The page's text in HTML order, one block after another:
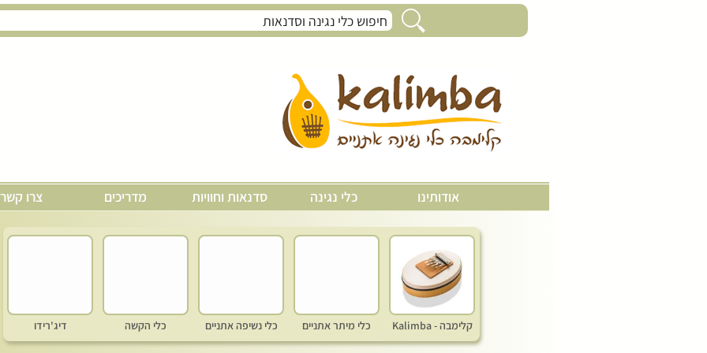
אודותינו כלי נגינה סדנאות וחוויות מדריכים צרו קשר
קלימבה - Kalimba כלי מיתר אתניים כלי נשיפה אתניים כלי הקשה דיג'רידו